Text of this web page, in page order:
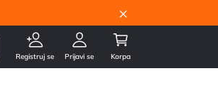
×
Registruj se Prijavi se Korpa